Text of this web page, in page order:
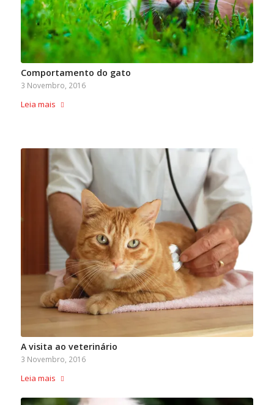
Comportamento do gato
3 Novembro, 2016
Leia mais
A visita ao veterinário
3 Novembro, 2016
Leia mais